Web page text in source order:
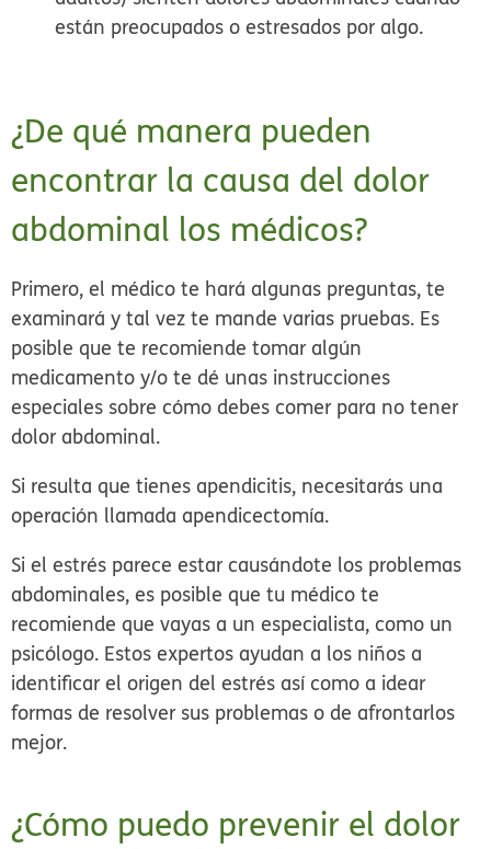
están preocupados o estresados por algo.
¿De qué manera pueden
encontrar la causa del dolor
abdominal los médicos?
Primero, el médico te hará algunas preguntas, te
examinará y tal vez te mande varias pruebas. Es
posible que te recomiende tomar algún
medicamento y/o te dé unas instrucciones
especiales sobre cómo debes comer para no tener
dolor abdominal.
Si resulta que tienes apendicitis, necesitarás una
operación llamada apendicectomía.
Si el estrés parece estar causándote los problemas
abdominales, es posible que tu médico te
recomiende que vayas a un especialista, como un
psicólogo. Estos expertos ayudan a los niños a
identificar el origen del estrés así como a idear
formas de resolver sus problemas o de afrontarlos
mejor.
¿Cómo puedo prevenir el dolor